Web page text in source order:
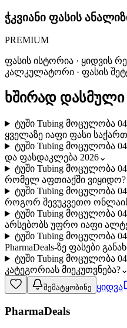
ჭკვიანი ფასის
PREMIUM
ფასის ისტორია · ყიდვის
კალკულატორი · ფასის
ხშირად დასმული
ტუში Tubing მოცულობა 04
ყველაზე იაფი ფასი
ტუში Tubing მოცულობა 04
და ფასდაკლება 2026⌄
ტუში Tubing მოცულობა 04
რომელ აფთიაქში ვიყიდო?
ტუში Tubing მოცულობა 04
როგორ შევუკვეთო
ტუში Tubing მოცულობა 04
არსებობს უფრო იაფი
ტუში Tubing მოცულობა 04
PharmaDeals-ზე ფასები
ტუში Tubing მოცულობა 04
კატეგორიას მიეკუთვნება?⌄
შემატყობინე ყიდვა
PharmaDeals